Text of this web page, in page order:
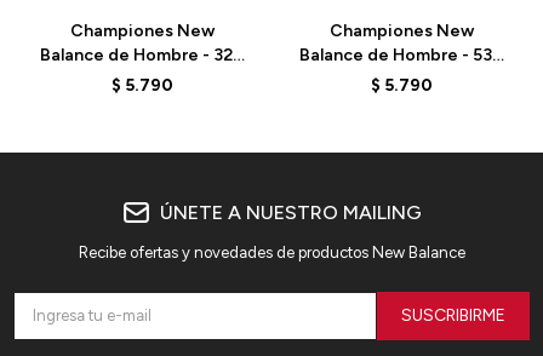
Championes New
Balance de Hombre - 327
- MS327CBW - BLACK
$ 5.790
Championes New
Balance de Hombre - 530
- MR530EMA - ELD
$ 5.790
ÚNETE A NUESTRO MAILING
Recibe ofertas y novedades de productos New Balance
SUSCRIBIRME